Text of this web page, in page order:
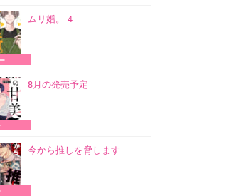
ムリ婚。 4
8月の発売予定
今から推しを脅します